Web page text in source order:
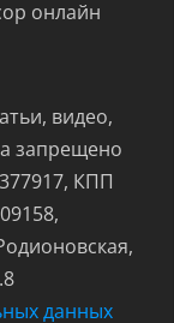
онлайн
видео,
запрещено
КПП
данных